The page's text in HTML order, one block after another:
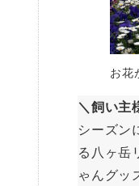
お花
＼飼い主
シーズン
る八ヶ岳
ゃんグッ